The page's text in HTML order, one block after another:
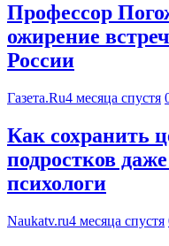
Профессор
ожирение
России
Газета.Ru4 месяца спустя
Как сохранить
подростков
психологи
Naukatv.ru4 месяца спустя